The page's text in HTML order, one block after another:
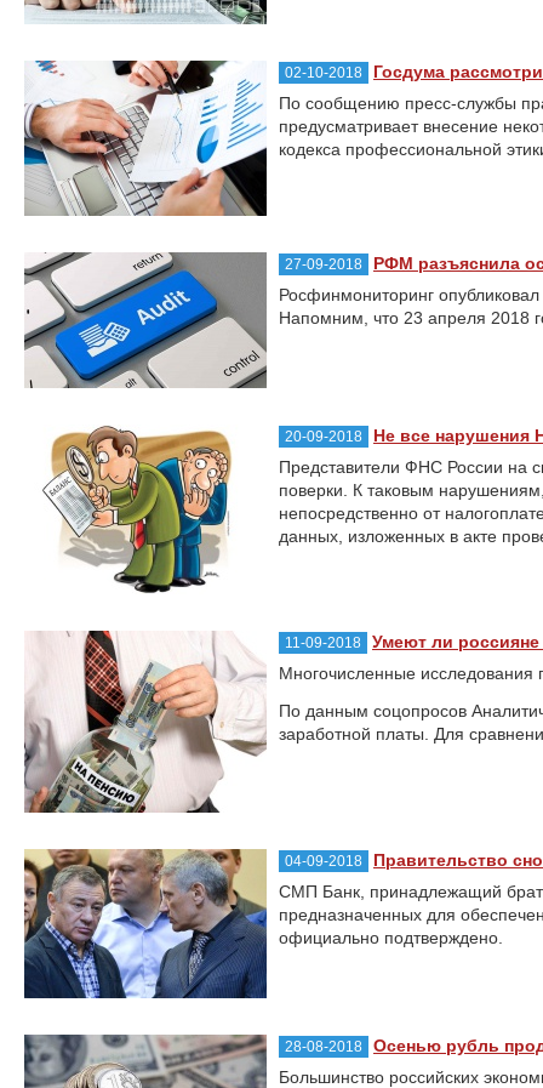
02-10-2018
Госдума
По сообщению пресс-службы
предусматривает внесение
кодекса профессиональной
27-09-2018
РФМ разъяснила
Росфинмониторинг
Напомним, что 23 апреля 2018
20-09-2018
Не все нарушения
Представители ФНС России на
поверки. К таковым
непосредственно от
данных, изложенных в акте
11-09-2018
Умеют ли россияне
Многочисленные исследования
По данным соцопросов
заработной платы. Для
04-09-2018
Правительство
СМП Банк, принадлежащий
предназначенных для
официально подтверждено.
28-08-2018
Осенью рубль
Большинство российских